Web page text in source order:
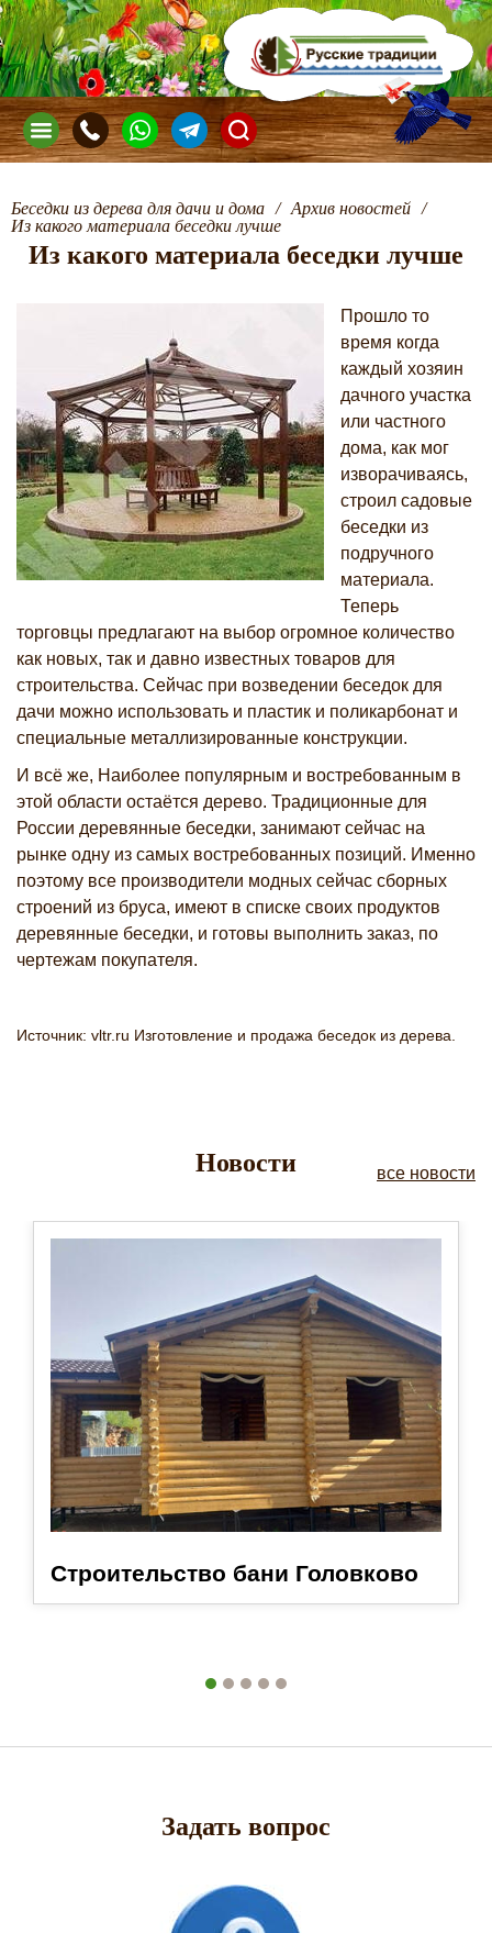
Беседки из дерева для дачи и дома / Архив новостей /
Из какого материала беседки лучше
Из какого материала беседки лучше
Прошло то
время когда
каждый хозяин
дачного участка
или частного
дома, как мог
изворачиваясь,
строил садовые
беседки из
подручного
материала.
Теперь
торговцы предлагают на выбор огромное количество
как новых, так и давно известных товаров для
строительства. Сейчас при возведении беседок для
дачи можно использовать и пластик и поликарбонат и
специальные металлизированные конструкции.
И всё же, Наиболее популярным и востребованным в
этой области остаётся дерево. Традиционные для
России деревянные беседки, занимают сейчас на
рынке одну из самых востребованных позиций. Именно
поэтому все производители модных сейчас сборных
строений из бруса, имеют в списке своих продуктов
деревянные беседки, и готовы выполнить заказ, по
чертежам покупателя.
Источник: vltr.ru Изготовление и продажа беседок из дерева.
Новости все новости
Строительство бани Головково
Задать вопрос